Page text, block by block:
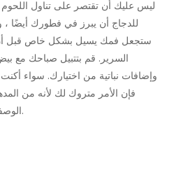
ليس عليك أن تقتصر على تناول
للدجاج أن يبرز في فطورك أيضًا
السرير. قم بتتبيل صباحك مع
وإضافات نباتية من اختيارك. سواء
فإن الأمر متروك لك لأنه من
الوصفة ليس الجبن بل الصلصة الحارة.